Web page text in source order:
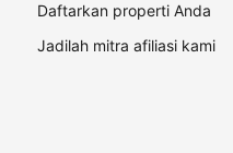
Daftarkan properti Anda
Jadilah mitra afiliasi kami